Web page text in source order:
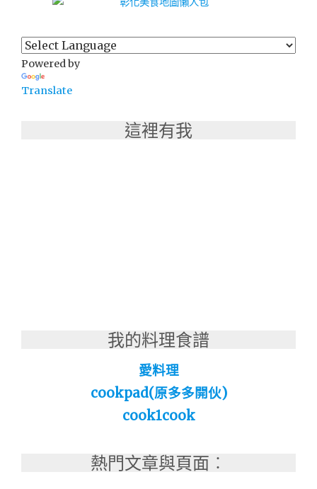
Powered by
Translate
這裡有我
我的料理食譜
愛料理
cookpad(原多多開伙)
cook1cook
熱門文章與頁面︰